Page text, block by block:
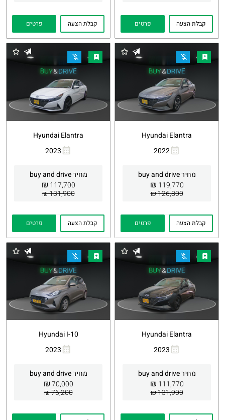
קבלת הצעה פרטים קבלת הצעה פרטים
Hyundai Elantra
2022
מחיר buy and drive
119,770
₪
126,800 ₪
Whatsapp
קבלת הצעה פרטים
Hyundai Elantra
2023
מחיר buy and drive
117,700
₪
131,900 ₪
Whatsapp
קבלת הצעה פרטים
Hyundai Elantra
2023
מחיר buy and drive
111,770
₪
131,900 ₪
Whatsapp
Hyundai I-10
2023
מחיר buy and drive
70,000
₪
76,200 ₪
Whatsapp